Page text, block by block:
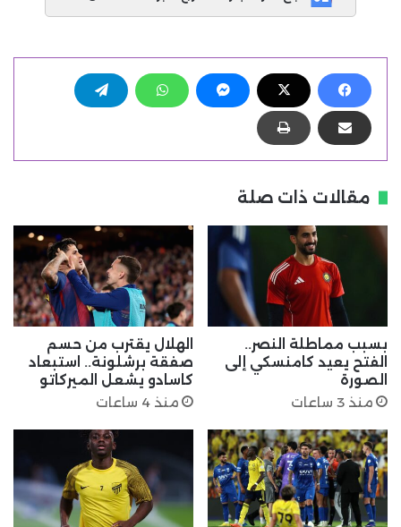
مقالات ذات صلة
بسبب مماطلة النصر..
الفتح يعيد كامنسكي إلى
الصورة
منذ 3 ساعات
الهلال يقترب من حسم
صفقة برشلونة.. استبعاد
كاسادو يشعل الميركاتو
منذ 4 ساعات